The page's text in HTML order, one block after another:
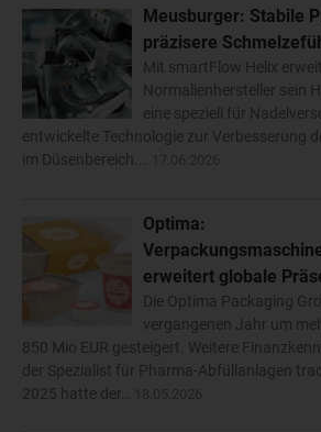
Meusburger: Stabile
präzisere
Mit smartFlow Helix
Normalienhersteller sein
eine speziell für
entwickelte Technologie zur Verbesserung
im Düsenbereich.…
Optima:
erweitert globale
Die Optima Packaging
vergangenen Jahr um
850 Mio EUR gesteigert. Weitere
der Spezialist für Pharma-Abfüllanlagen
2025 hatte der…